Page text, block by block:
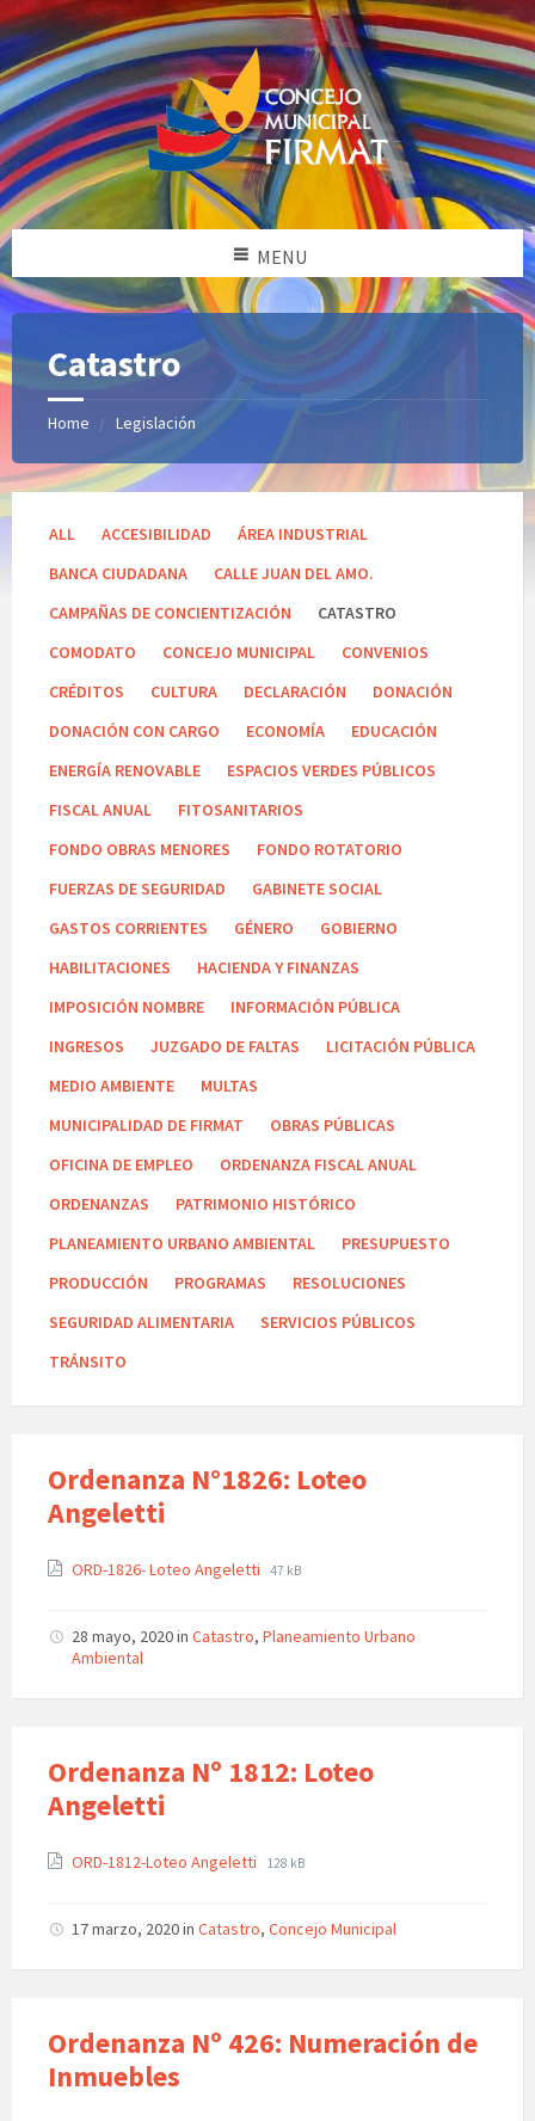
MENU
Catastro
Home Legislación
Categories:
ALL ACCESIBILIDAD
ÁREA INDUSTRIAL
BANCA CIUDADANA
CALLE JUAN DEL AMO.
CAMPAÑAS DE CONCIENTIZACIÓN
CATASTRO
COMODATO
CONCEJO MUNICIPAL
CONVENIOS
CRÉDITOS
CULTURA DECLARACIÓN
DONACIÓN
DONACIÓN CON CARGO
ECONOMÍA
EDUCACIÓN
ENERGÍA RENOVABLE
ESPACIOS VERDES PÚBLICOS
FISCAL ANUAL
FITOSANITARIOS
FONDO OBRAS MENORES
FONDO ROTATORIO
FUERZAS DE SEGURIDAD
GABINETE SOCIAL
GASTOS CORRIENTES
GÉNERO
GOBIERNO
HABILITACIONES
HACIENDA Y FINANZAS
IMPOSICIÓN NOMBRE
INFORMACIÓN PÚBLICA
INGRESOS
JUZGADO DE FALTAS
LICITACIÓN PÚBLICA
MEDIO AMBIENTE
MULTAS
MUNICIPALIDAD DE FIRMAT
OBRAS PÚBLICAS
OFICINA DE EMPLEO
ORDENANZA FISCAL ANUAL
ORDENANZAS
PATRIMONIO HISTÓRICO
PLANEAMIENTO URBANO AMBIENTAL
PRESUPUESTO
PRODUCCIÓN
PROGRAMAS
RESOLUCIONES
SEGURIDAD ALIMENTARIA
SERVICIOS PÚBLICOS
TRÁNSITO
Ordenanza N°1826: Loteo
Angeletti
ORD-1826- Loteo Angeletti 47 kB
28 mayo, 2020in Catastro, Planeamiento Urbano
Ambiental
Ordenanza Nº 1812: Loteo
Angeletti
ORD-1812-Loteo Angeletti 128 kB
17 marzo, 2020in Catastro, Concejo Municipal
Ordenanza Nº 426: Numeración de
Inmuebles